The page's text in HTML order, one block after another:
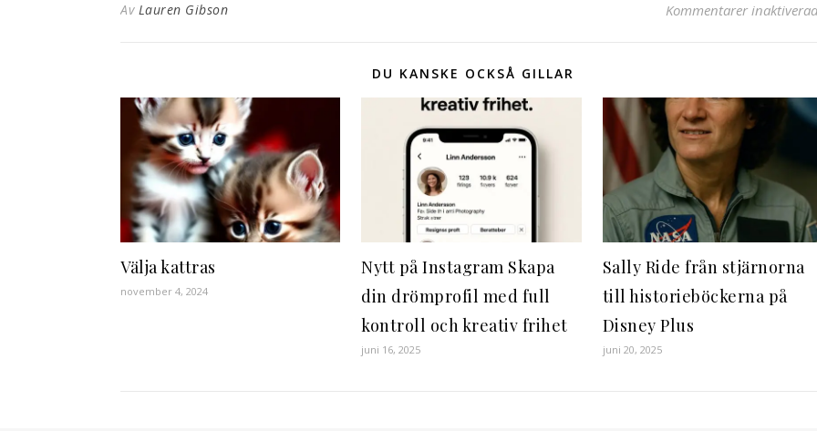
Av Lauren Gibson Kommentarer
DU KANSKE OCKSÅ GILLAR
Välja kattras
november 4, 2024
Nytt på Instagram Skapa
din drömprofil med full
kontroll och kreativ frihet
juni 16, 2025
Sally Ride från stjärnorna
till historieböckerna på
Disney Plus
juni 20, 2025